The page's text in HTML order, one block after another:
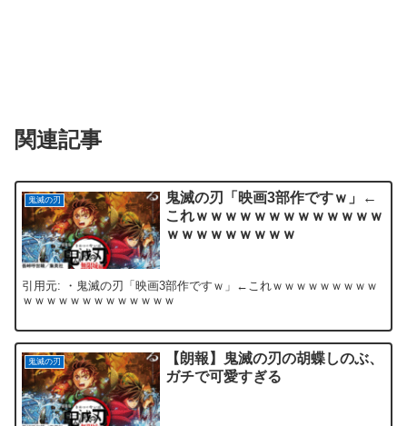
関連記事
鬼滅の刃
鬼滅の刃「映画3部作ですｗ」←
これｗｗｗｗｗｗｗｗｗｗｗｗｗ
ｗｗｗｗｗｗｗｗｗ
引用元: ・鬼滅の刃「映画3部作ですｗ」←これｗｗｗｗｗｗｗｗｗ
ｗｗｗｗｗｗｗｗｗｗｗｗｗ
鬼滅の刃
【朗報】鬼滅の刃の胡蝶しのぶ、
ガチで可愛すぎる